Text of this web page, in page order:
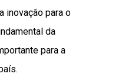
inovação para o
da
para a